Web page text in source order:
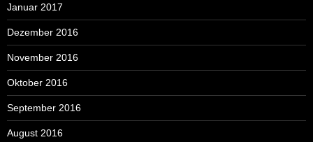
Januar 2017
Dezember 2016
November 2016
Oktober 2016
September 2016
August 2016